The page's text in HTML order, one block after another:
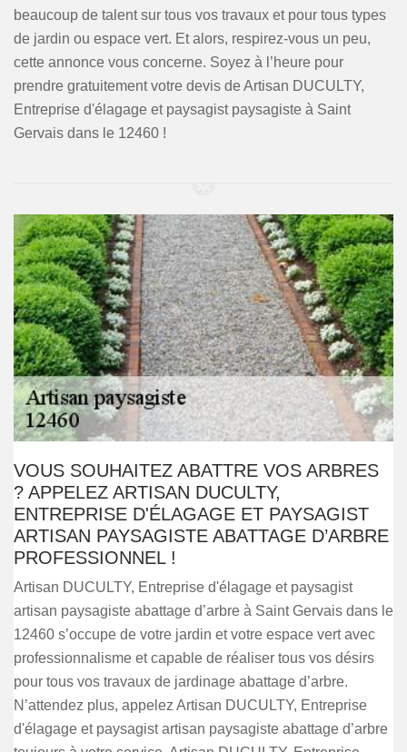
beaucoup de talent sur tous vos travaux et pour tous types
de jardin ou espace vert. Et alors, respirez-vous un peu,
cette annonce vous concerne. Soyez à l’heure pour
prendre gratuitement votre devis de Artisan DUCULTY,
Entreprise d'élagage et paysagist paysagiste à Saint
Gervais dans le 12460 !
VOUS SOUHAITEZ ABATTRE VOS ARBRES
? APPELEZ ARTISAN DUCULTY,
ENTREPRISE D'ÉLAGAGE ET PAYSAGIST
ARTISAN PAYSAGISTE ABATTAGE D’ARBRE
PROFESSIONNEL !
Artisan DUCULTY, Entreprise d'élagage et paysagist
artisan paysagiste abattage d’arbre à Saint Gervais dans le
12460 s’occupe de votre jardin et votre espace vert avec
professionnalisme et capable de réaliser tous vos désirs
pour tous vos travaux de jardinage abattage d’arbre.
N’attendez plus, appelez Artisan DUCULTY, Entreprise
d'élagage et paysagist artisan paysagiste abattage d’arbre